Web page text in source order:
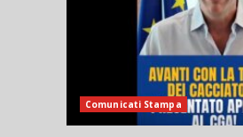
Comunicati Stampa